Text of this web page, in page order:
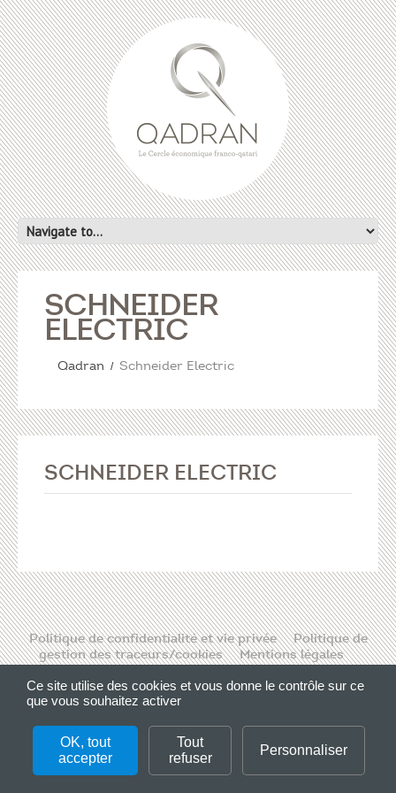
SCHNEIDER
ELECTRIC
Qadran Schneider Electric
SCHNEIDER ELECTRIC
Politique de confidentialité et vie privée
Politique de
gestion des traceurs/cookies
Mentions légales
Contact
Please, enter a valid CLIENT ID.
Ce site utilise des cookies et vous donne le contrôle sur ce
que vous souhaitez activer
OK, tout
accepter
Tout
refuser
Personnaliser